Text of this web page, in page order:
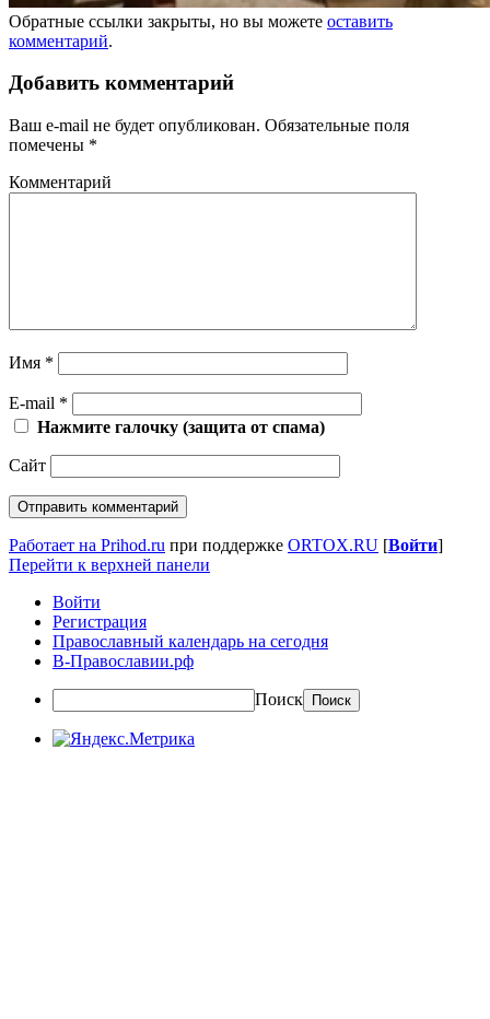
Обратные ссылки закрыты, но вы можете оставить
комментарий.
Добавить комментарий
Ваш e-mail не будет опубликован. Обязательные поля
помечены *
Комментарий
Имя *
E-mail *
Нажмите галочку (защита от спама)
Сайт
Работает на Prihod.ru при поддержке ORTOX.RU [Войти]
Перейти к верхней панели
Войти
Регистрация
Православный календарь на сегодня
В-Православии.рф
Поиск